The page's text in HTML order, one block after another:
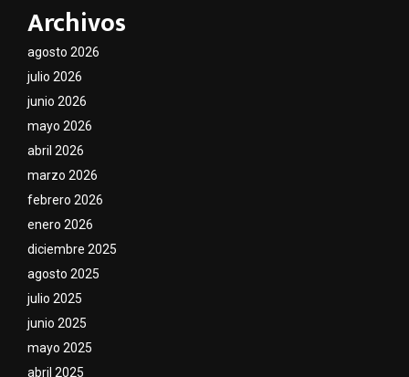
Archivos
agosto 2026
julio 2026
junio 2026
mayo 2026
abril 2026
marzo 2026
febrero 2026
enero 2026
diciembre 2025
agosto 2025
julio 2025
junio 2025
mayo 2025
abril 2025